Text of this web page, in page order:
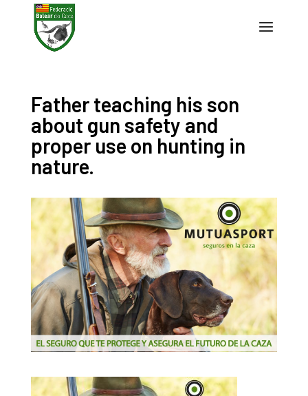
Father teaching his son
about gun safety and
proper use on hunting in
nature.